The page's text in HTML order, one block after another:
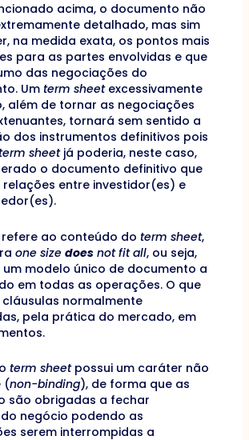
acima, o documento não
detalhado, mas sim
na medida exata, os pontos mais
para as partes envolvidas e que
das negociações do
Um term sheetexcessivamente
além de tornar as negociações
tornará sem sentido a
dos instrumentos definitivos pois
term sheetjá poderia, neste caso,
o documento definitivo que
relações entre investidor(es) e
refere ao conteúdo do term sheet,
one size doesnot fit all, ou seja,
um modelo único de documento a
em todas as operações. O que
cláusulas normalmente
pela prática do mercado, em
term sheetpossui um caráter não
(non-binding), de forma que as
são obrigadas a fechar
negócio podendo as
serem interrompidas a